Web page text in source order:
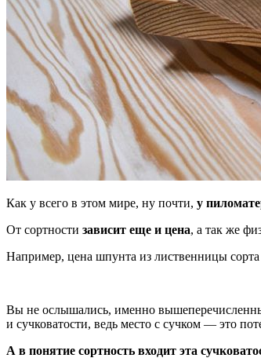
Как у всего в этом мире, ну почти, у
От сортности зависит еще и цена, а так же
Например, цена шпунта из лиственницы
Вы не ослышались, именно
и сучковатости, ведь место с сучком — это
А в понятие сортность входит эта